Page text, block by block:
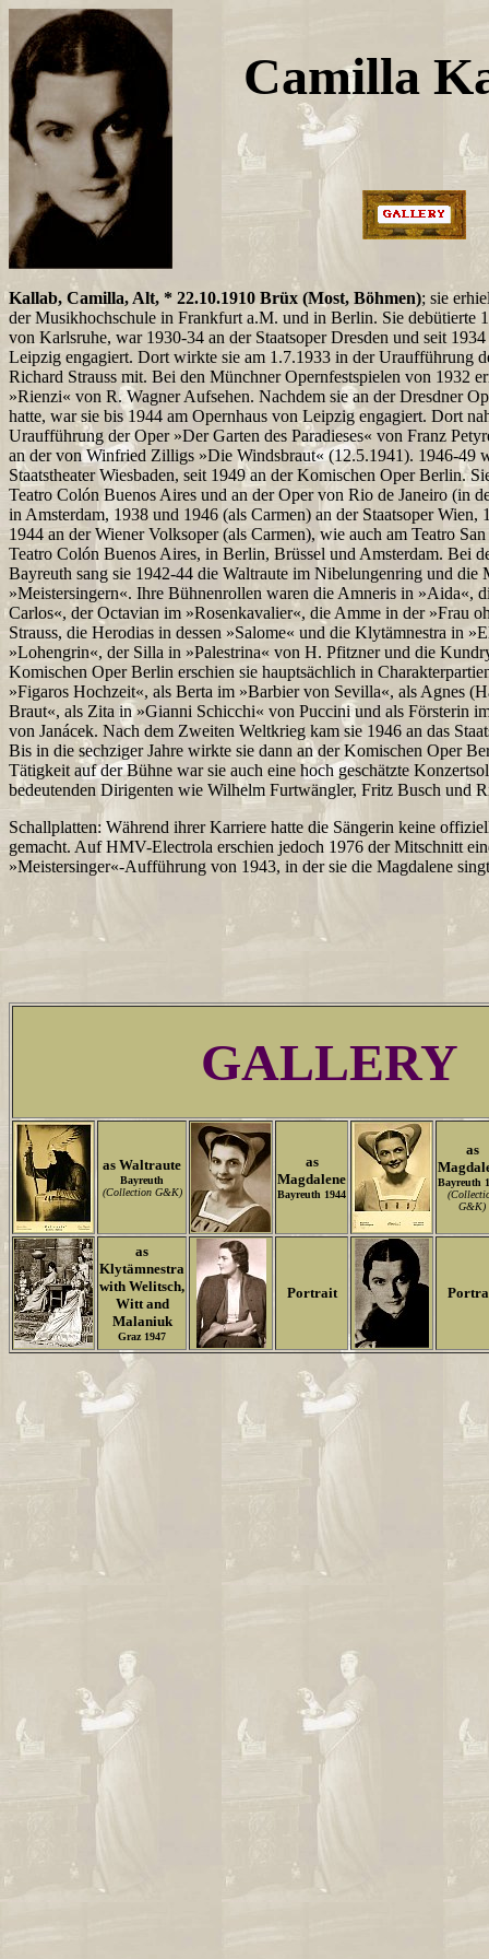
Camilla
Kallab, Camilla, Alt, * 22.10.1910 Brüx (Most, Böhmen); sie
der Musikhochschule in Frankfurt a.M. und in Berlin. Sie debütierte
von Karlsruhe, war 1930-34 an der Staatsoper Dresden und seit
Leipzig engagiert. Dort wirkte sie am 1.7.1933 in der Uraufführung
Richard Strauss mit. Bei den Münchner Opernfestspielen von 1932
»Rienzi« von R. Wagner Aufsehen. Nachdem sie an der Dresdner
hatte, war sie bis 1944 am Opernhaus von Leipzig engagiert. Dort
Uraufführung der Oper »Der Garten des Paradieses« von Franz
an der von Winfried Zilligs »Die Windsbraut« (12.5.1941). 1946-49
Staatstheater Wiesbaden, seit 1949 an der Komischen Oper Berlin.
Teatro Colón Buenos Aires und an der Oper von Rio de Janeiro (in
in Amsterdam, 1938 und 1946 (als Carmen) an der Staatsoper Wien,
1944 an der Wiener Volksoper (als Carmen), wie auch am Teatro
Teatro Colón Buenos Aires, in Berlin, Brüssel und Amsterdam. Bei
Bayreuth sang sie 1942-44 die Waltraute im Nibelungenring und die
»Meistersingern«. Ihre Bühnenrollen waren die Amneris in »Aida«,
Carlos«, der Octavian im »Rosenkavalier«, die Amme in der »Frau
Strauss, die Herodias in dessen »Salome« und die Klytämnestra in
»Lohengrin«, der Silla in »Palestrina« von H. Pfitzner und die
Komischen Oper Berlin erschien sie hauptsächlich in
»Figaros Hochzeit«, als Berta im »Barbier von Sevilla«, als Agnes
Braut«, als Zita in »Gianni Schicchi« von Puccini und als Försterin
von Janácek. Nach dem Zweiten Weltkrieg kam sie 1946 an das
Bis in die sechziger Jahre wirkte sie dann an der Komischen Oper
Tätigkeit auf der Bühne war sie auch eine hoch geschätzte
bedeutenden Dirigenten wie Wilhelm Furtwängler, Fritz Busch und
Schallplatten: Während ihrer Karriere hatte die Sängerin keine
gemacht. Auf HMV-Electrola erschien jedoch 1976 der Mitschnitt
»Meistersinger«-Aufführung von 1943, in der sie die Magdalene
GALLERY
as Waltraute
Bayreuth
(Collection G&K)
as
Magdalene
Bayreuth 1944
as
Bayreuth
G&K)
as
Klytämnestra
with Welitsch,
Witt and
Malaniuk
Graz 1947
Portrait